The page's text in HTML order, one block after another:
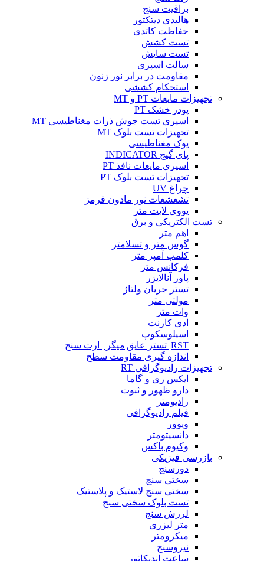
براقیت سنج
هالیدی دیتکتور
حفاظت کاتدی
تست کشش
تست سایش
سالت اسپری
مقاومت در برابر نور زنون
استحکام کششی
تجهیزات مایعات PT و MT
پودر خشک PT
اسپری تست جوش ذرات مغناطیسی MT
تجهیزات تست بلوک MT
یوک مغناطیسی
پای گیج INDICATOR
اسپری مایعات نافذ PT
تجهیزات تست بلوک PT
چراغ UV
تشعشعات نور مادون قرمز
یووی لایت متر
تست الکتریکی و برق
اهم متر
گوس متر و تسلامتر
کلمپ آمپر متر
فرکانس متر
پاور آنالایزر
تستر جریان ولتاژ
مولتی متر
وات متر
ادی کارنت
اسیلوسکوپ
RST| تستر عایق|میگر | ارت سنج
اندازه گیری مقاومت سطح
تجهیزات رادیوگرافی RT
ایکس ری و گاما
دارو ظهور و ثبوت
رادیومتر
فیلم رادیوگرافی
ویوور
دانسیتومتر
وکیوم باکس
بازرسی فیزیکی
دورسنج
سختی سنج
سختی سنج لاستیک و پلاستیک
تست بلوک سختی سنج
لرزش سنج
متر لیزری
میکرومتر
نیروسنج
ساعت اندیکاتور